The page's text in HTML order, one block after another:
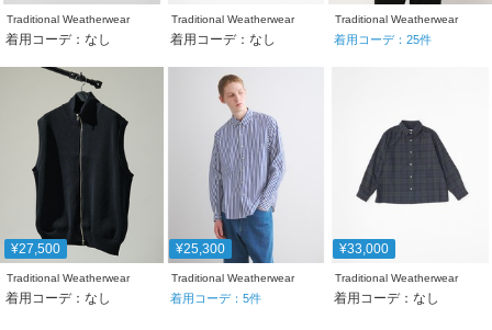
Traditional Weatherwear
着用コーデ：なし
Traditional Weatherwear
着用コーデ：なし
Traditional Weatherwear
着用コーデ：25件
¥27,500
Traditional Weatherwear
着用コーデ：なし
¥25,300
Traditional Weatherwear
着用コーデ： 5件
¥33,000
Traditional Weatherwear
着用コーデ：なし